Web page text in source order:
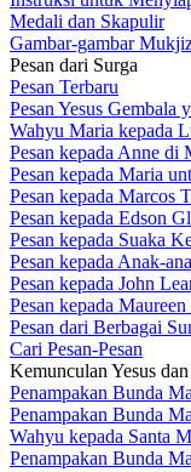
Medali dan Skapulir
Gambar-gambar
Pesan dari Surga
Pesan Terbaru
Pesan Yesus
Wahyu Maria kepada
Pesan kepada Anne di
Pesan kepada Maria
Pesan kepada Marcos
Pesan kepada Edson
Pesan kepada Suaka
Pesan kepada Anak-
Pesan kepada John
Pesan kepada
Pesan dari Berbagai
Cari Pesan-Pesan
Kemunculan Yesus
Penampakan Bunda
Penampakan Bunda
Wahyu kepada Santa
Penampakan Bunda